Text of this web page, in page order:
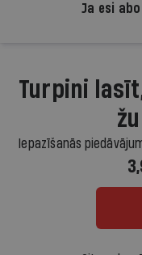
Ja esi
Turpini
Iepazīšanās